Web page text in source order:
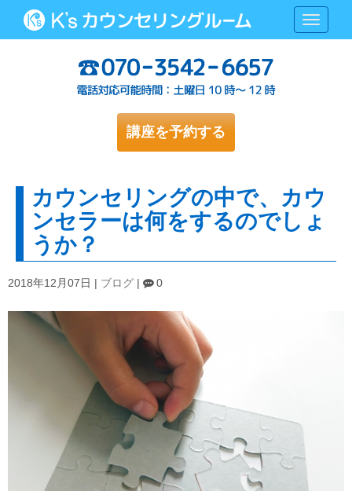
N
a
講座を予約する
カウンセリングの中で、カウ
ンセラーは何をするのでしょ
うか？
2018年12月07日 | ブログ | 0